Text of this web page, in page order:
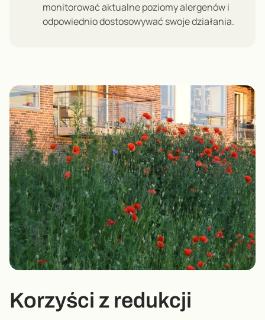
monitorować aktualne poziomy alergenów i
odpowiednio dostosowywać swoje działania.
Korzyści z redukcji